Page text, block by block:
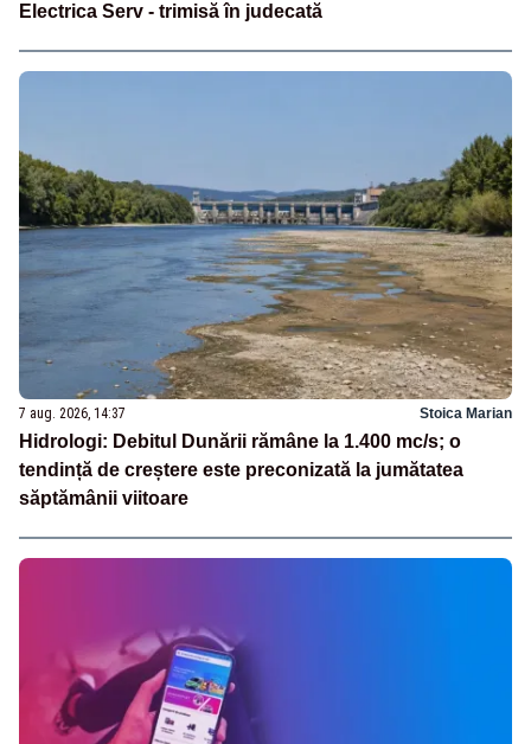
Electrica Serv - trimisă în judecată
7 aug. 2026, 14:37 Stoica Marian
Hidrologi: Debitul Dunării rămâne la 1.400 mc/s; o
tendință de creștere este preconizată la jumătatea
săptămânii viitoare